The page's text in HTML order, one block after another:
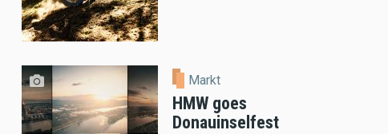
Markt
HMW goes
Donauinselfest